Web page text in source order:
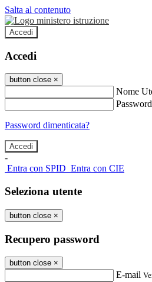
Salta al contenuto
Accedi
Accedi
button close ×
Nome
Password
Password dimenticata?
-
Entra con SPID Entra con CIE
Seleziona utente
button close ×
Recupero password
button close ×
E-mail